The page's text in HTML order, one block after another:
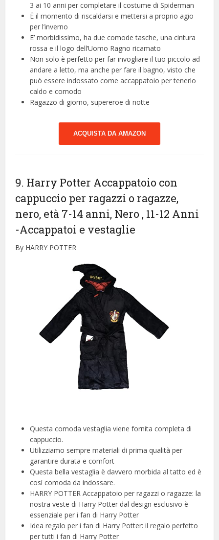
3 ai 10 anni per completare il costume di Spiderman
È il momento di riscaldarsi e mettersi a proprio agio
per l’inverno
E’ morbidissimo, ha due comode tasche, una cintura
rossa e il logo dell’Uomo Ragno ricamato
Non solo è perfetto per far invogliare il tuo piccolo ad
andare a letto, ma anche per fare il bagno, visto che
può essere indossato come accappatoio per tenerlo
caldo e comodo
Ragazzo di giorno, supereroe di notte
ACQUISTA DA AMAZON
9. Harry Potter Accappatoio con
cappuccio per ragazzi o ragazze,
nero, età 7-14 anni, Nero , 11-12 Anni
-Accappatoi e vestaglie
By HARRY POTTER
Questa comoda vestaglia viene fornita completa di
cappuccio.
Utilizziamo sempre materiali di prima qualità per
garantire durata e comfort
Questa bella vestaglia è davvero morbida al tatto ed è
così comoda da indossare.
HARRY POTTER Accappatoio per ragazzi o ragazze: la
nostra veste di Harry Potter dal design esclusivo è
essenziale per i fan di Harry Potter
Idea regalo per i fan di Harry Potter: il regalo perfetto
per tutti i fan di Harry Potter